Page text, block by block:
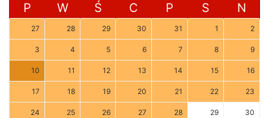
P W Ś C P S N
27 28 29 30 31 1 2
3 4 5 6 7 8 9
10 11 12 13 14 15 16
17 18 19 20 21 22 23
24 25 26 27 28 29 30